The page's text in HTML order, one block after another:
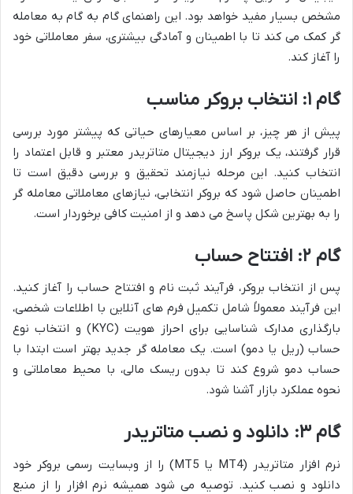
مشخص بسیار مفید خواهد بود. این راهنمای گام به گام به معامله
گر کمک می کند تا با اطمینان و آمادگی بیشتری، سفر معاملاتی خود
را آغاز کند.
گام ۱: انتخاب بروکر مناسب
پیش از هر چیز، بر اساس معیارهای حیاتی که پیشتر مورد بررسی
قرار گرفتند، یک بروکر ارز دیجیتال متاتریدر معتبر و قابل اعتماد را
انتخاب کنید. این مرحله نیازمند تحقیق و بررسی دقیق است تا
اطمینان حاصل شود که بروکر انتخابی، نیازهای معاملاتی معامله گر
را به بهترین شکل پاسخ می دهد و از امنیت کافی برخوردار است.
گام ۲: افتتاح حساب
پس از انتخاب بروکر، فرآیند ثبت نام و افتتاح حساب را آغاز کنید.
این فرآیند معمولاً شامل تکمیل فرم های آنلاین با اطلاعات شخصی،
بارگذاری مدارک شناسایی برای احراز هویت (KYC) و انتخاب نوع
حساب (ریل یا دمو) است. یک معامله گر جدید بهتر است ابتدا با
حساب دمو شروع کند تا بدون ریسک مالی، با محیط معاملاتی و
نحوه عملکرد بازار آشنا شود.
گام ۳: دانلود و نصب متاتریدر
نرم افزار متاتریدر (MT4 یا MT5) را از وبسایت رسمی بروکر خود
دانلود و نصب کنید. توصیه می شود همیشه نرم افزار را از منبع